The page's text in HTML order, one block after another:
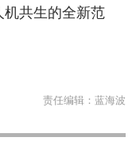
共生的全新范
责任编辑： 蓝海波